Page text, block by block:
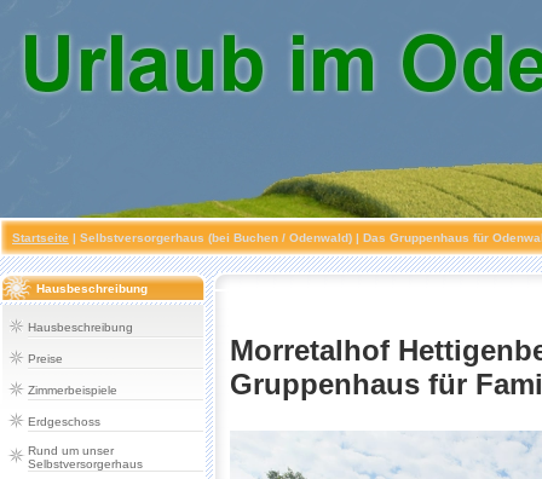
Startseite | Selbstversorgerhaus (bei Buchen / Odenwald) | Das Gruppenhaus für
Hausbeschreibung
Hausbeschreibung
Preise
Zimmerbeispiele
Erdgeschoss
Rund um unser
Selbstversorgerhaus
Morretalhof
Gruppenhaus für